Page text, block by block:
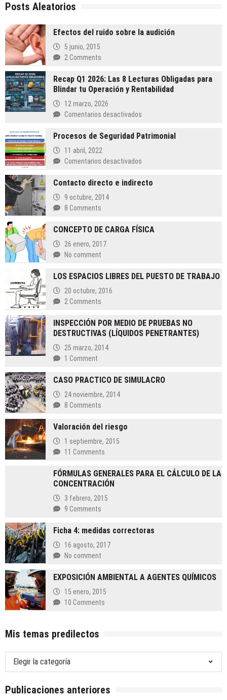
Posts Aleatorios
Efectos del ruido sobre la audición
5 junio, 2015
2 Comments
Recap Q1 2026: Las 8 Lecturas Obligadas para
Blindar tu Operación y Rentabilidad
12 marzo, 2026
Comentarios desactivados
Q1
Lecturas
Operación
Procesos de Seguridad Patrimonial
11 abril, 2022
Comentarios desactivados
de
Contacto directo e indirecto
9 octubre, 2014
8 Comments
CONCEPTO DE CARGA FÍSICA
26 enero, 2017
No comment
LOS ESPACIOS LIBRES DEL PUESTO DE TRABAJO
20 octubre, 2016
2 Comments
INSPECCIÓN POR MEDIO DE PRUEBAS NO
DESTRUCTIVAS (LÍQUIDOS PENETRANTES)
25 marzo, 2014
1 Comment
CASO PRACTICO DE SIMULACRO
24 noviembre, 2014
8 Comments
Valoración del riesgo
1 septiembre, 2015
11 Comments
FÓRMULAS GENERALES PARA EL CÁLCULO DE LA
CONCENTRACIÓN
3 febrero, 2015
9 Comments
Ficha 4: medidas correctoras
16 agosto, 2017
No comment
EXPOSICIÓN AMBIENTAL A AGENTES QUÍMICOS
15 enero, 2015
10 Comments
Mis temas predilectos
Mis
temas
Publicaciones anteriores